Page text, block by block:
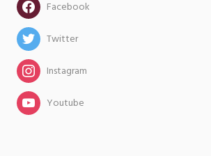
Facebook
twitterTwitter
instagramInstagram
instagramYoutube